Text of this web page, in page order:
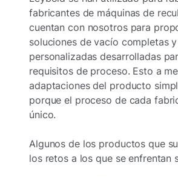
fabricantes de máquinas de
cuentan con nosotros para
soluciones de vacío completas y
personalizadas desarrolladas
requisitos de proceso. Esto a
adaptaciones del producto
porque el proceso de cada
único.
Algunos de los productos que
los retos a los que se enfrentan